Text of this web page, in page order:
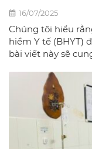
16/07/2025
Chúng tôi hiểu
hiểm Y tế (BHYT)
bài viết này sẽ
quả nhất tại